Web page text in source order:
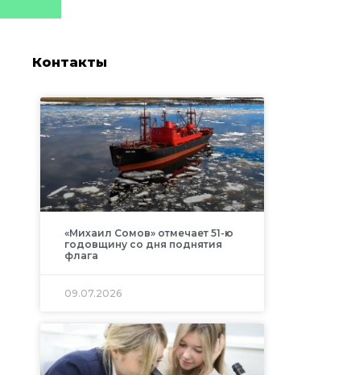
Контакты
«Михаил Сомов» отмечает 51-ю
годовщину со дня поднятия
флага
09.07.2026